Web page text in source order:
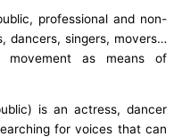
professional and non-
dancers, singers, movers…
as means of
is an actress, dancer
for voices that can